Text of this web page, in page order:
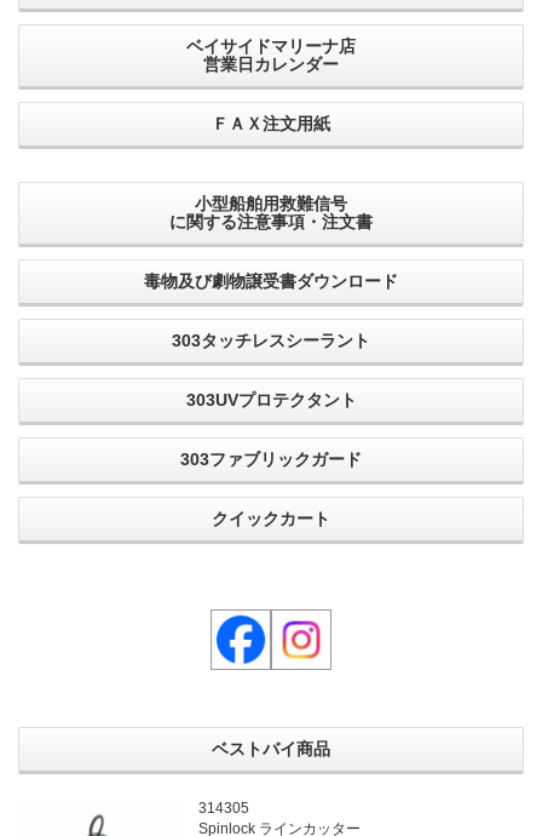
ベイサイドマリーナ店
営業日カレンダー
ＦＡＸ注文用紙
小型船舶用救難信号
に関する注意事項・注文書
毒物及び劇物譲受書ダウンロード
303タッチレスシーラント
303UVプロテクタント
303ファブリックガード
クイックカート
ベストバイ商品
314305
Spinlock ラインカッター